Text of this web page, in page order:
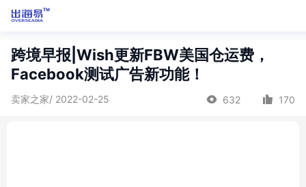
跨境早报|Wish更新FBW美国仓运费，
Facebook测试广告新功能！
卖家之家/ 2022-02-25 632 170